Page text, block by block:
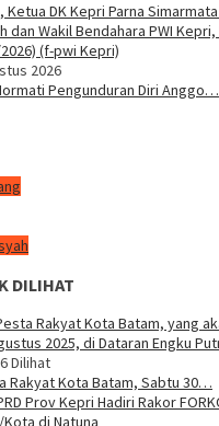
2026
Pengunduran Diri Anggo…
DILIHAT
Dilihat
Rakyat Kota Batam, Sabtu 30…